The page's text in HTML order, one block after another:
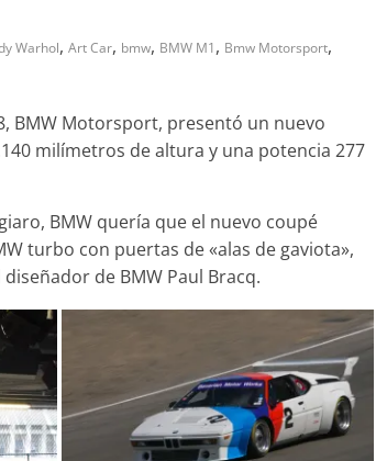
Warhol, Art Car, bmw, BMW M1, Bmw Motorsport,
BMW Motorsport, presentó un nuevo
milímetros de altura y una potencia 277
BMW quería que el nuevo coupé
turbo con puertas de «alas de gaviota»,
de BMW Paul Bracq.
30
caros
Clásicos
Audi RS6: 20 años de
deportividad
mospotter84